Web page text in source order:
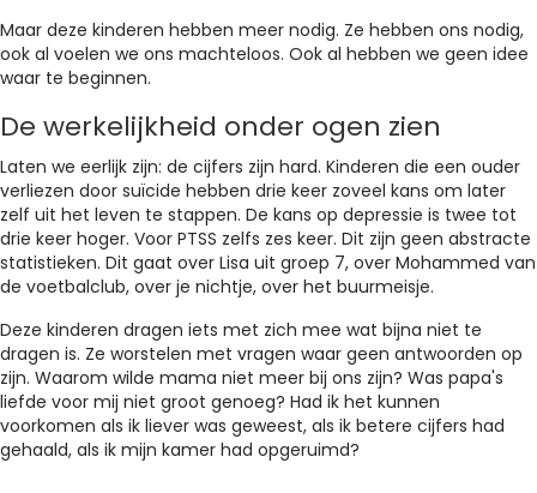
Maar deze kinderen hebben meer nodig. Ze hebben ons nodig,
ook al voelen we ons machteloos. Ook al hebben we geen idee
waar te beginnen.
De werkelijkheid onder ogen zien
Laten we eerlijk zijn: de cijfers zijn hard. Kinderen die een ouder
verliezen door suïcide hebben drie keer zoveel kans om later
zelf uit het leven te stappen. De kans op depressie is twee tot
drie keer hoger. Voor PTSS zelfs zes keer. Dit zijn geen abstracte
statistieken. Dit gaat over Lisa uit groep 7, over Mohammed van
de voetbalclub, over je nichtje, over het buurmeisje.
Deze kinderen dragen iets met zich mee wat bijna niet te
dragen is. Ze worstelen met vragen waar geen antwoorden op
zijn. Waarom wilde mama niet meer bij ons zijn? Was papa's
liefde voor mij niet groot genoeg? Had ik het kunnen
voorkomen als ik liever was geweest, als ik betere cijfers had
gehaald, als ik mijn kamer had opgeruimd?